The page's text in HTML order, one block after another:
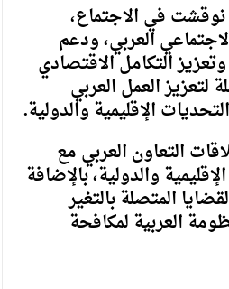
نوقشت في الاجتماع،
العربي، ودعم
التكامل الاقتصادي
العمل العربي
الإقليمية والدولية.
التعاون العربي مع
والدولية، بالإضافة
المتصلة بالتغير
العربية لمكافحة